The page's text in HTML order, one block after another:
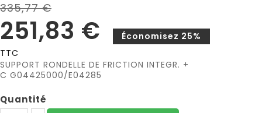
335,77 €
251,83 €
Économisez 25%
TTC
SUPPORT RONDELLE DE FRICTION INTEGR. +
C G04425000/E04285
Quantité